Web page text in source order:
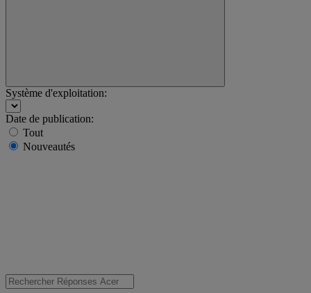
Système d'exploitation:
Date de publication:
Tout
Nouveautés